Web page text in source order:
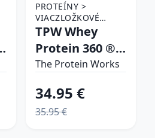
PROTEÍNY >
VIACZLOŽKOVÉ
PROTEÍNY
TPW Whey
Protein 360 ®
francúzsky
The Protein Works
34.95 €
35.95 €